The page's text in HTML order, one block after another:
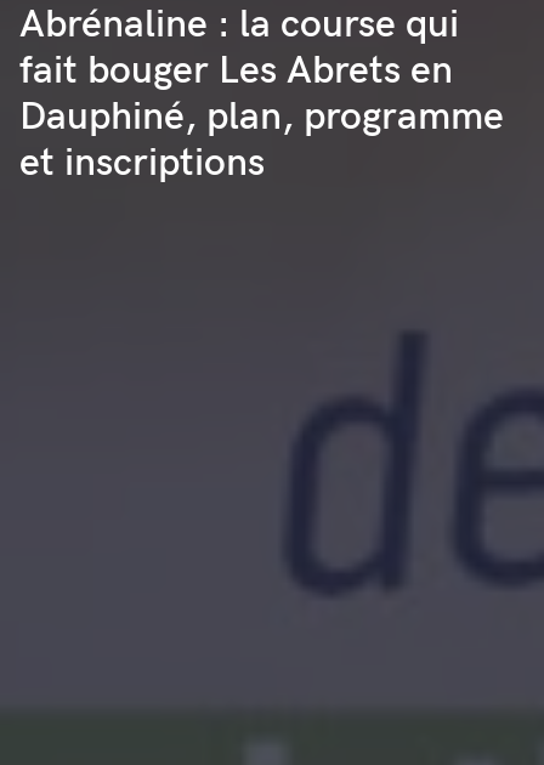
Abrénaline : la course qui
fait bouger Les Abrets en
Dauphiné, plan, programme
et inscriptions